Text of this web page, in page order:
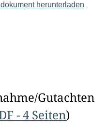
herunterladen
Gutachten
- 4 Seiten)